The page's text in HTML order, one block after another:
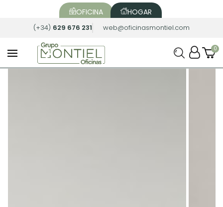
OFICINA HOGAR
(+34) 629 676 231 web@oficinasmontiel.com